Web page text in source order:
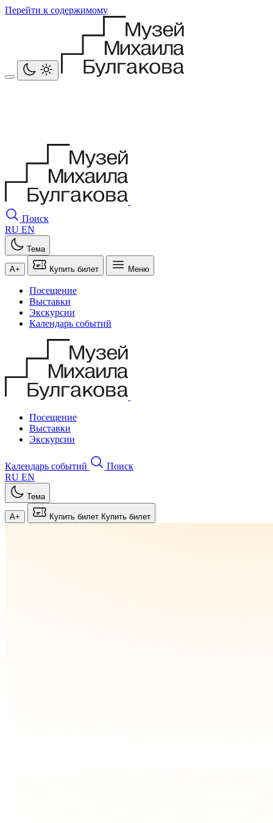
Перейти к содержимому
Поиск
RU EN
Тема
A+ Купить билет Меню
Посещение
Выставки
Экскурсии
Календарь событий
Посещение
Выставки
Экскурсии
Календарь событий
Поиск
RU EN
Тема
A+ Купить билет Купить билет